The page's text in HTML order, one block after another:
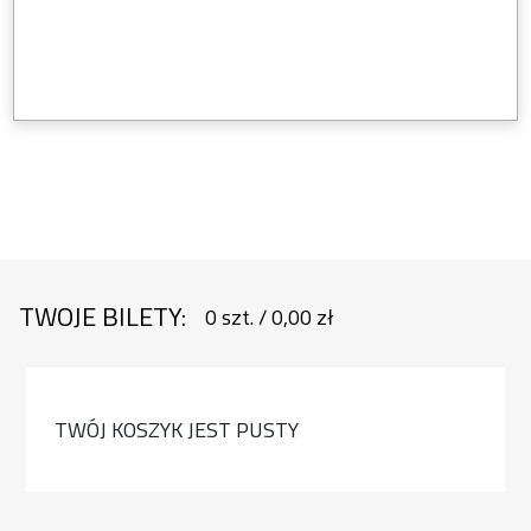
TWOJE BILETY: 0szt./0,00 zł
TWÓJ KOSZYK JEST PUSTY